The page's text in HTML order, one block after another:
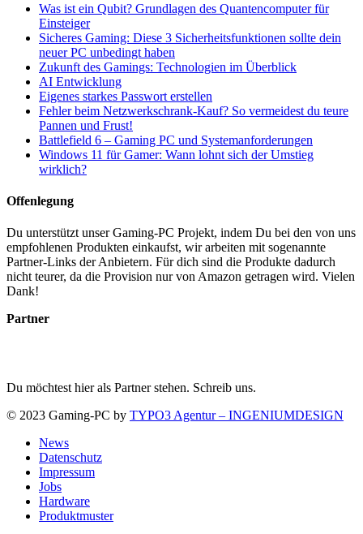
Was ist ein Qubit? Grundlagen des Quantencomputer für
Einsteiger
Sicheres Gaming: Diese 3 Sicherheitsfunktionen sollte dein
neuer PC unbedingt haben
Zukunft des Gamings: Technologien im Überblick
AI Entwicklung
Eigenes starkes Passwort erstellen
Fehler beim Netzwerkschrank-Kauf? So vermeidest du teure
Pannen und Frust!
Battlefield 6 – Gaming PC und Systemanforderungen
Windows 11 für Gamer: Wann lohnt sich der Umstieg
wirklich?
Offenlegung
Du unterstützt unser Gaming-PC Projekt, indem Du bei den von uns
empfohlenen Produkten einkaufst, wir arbeiten mit sogenannte
Partner-Links der Anbietern. Für dich sind die Produkte dadurch
nicht teurer, da die Provision nur von Amazon getragen wird. Vielen
Dank!
Partner
Du möchtest hier als Partner stehen. Schreib uns.
© 2023 Gaming-PC by TYPO3 Agentur – INGENIUMDESIGN
News
Datenschutz
Impressum
Jobs
Hardware
Produktmuster